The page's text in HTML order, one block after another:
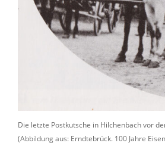
Die letzte Postkutsche in Hilchenbach vor
(Abbildung aus: Erndtebrück. 100 Jahre